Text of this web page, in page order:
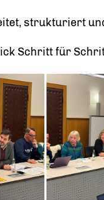
strukturiert
Schritt für